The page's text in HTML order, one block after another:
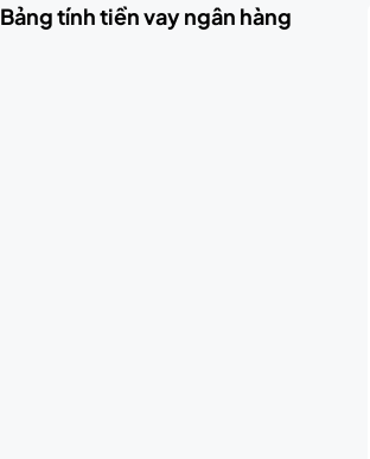
Bảng tính tiền vay ngân hàng